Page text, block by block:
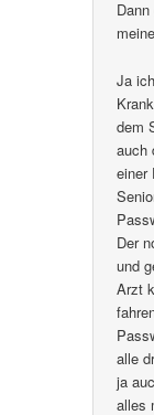
Ja
dem
auch
einer
Der
und
Arzt
alle
ja
alles